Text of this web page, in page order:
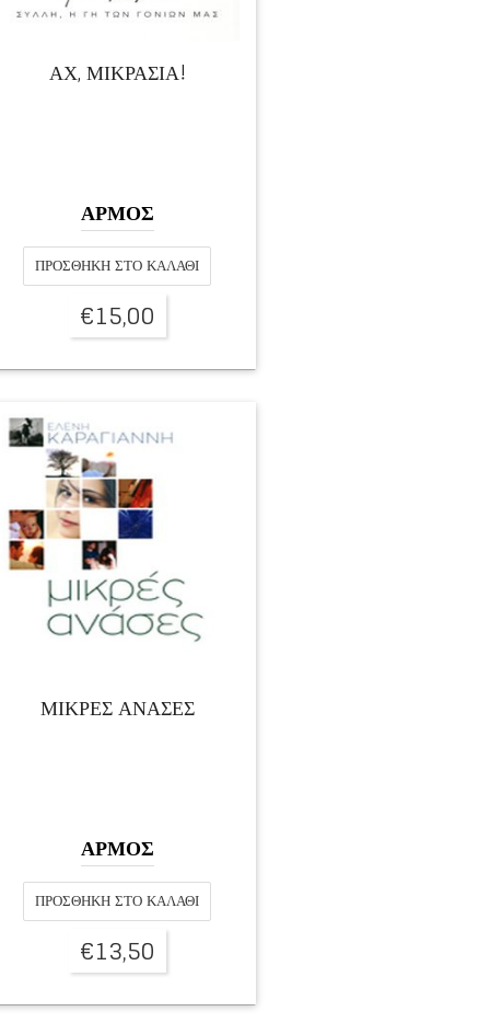
ΑΧ, ΜΙΚΡΑΣΙΑ!
ΑΡΜΟΣ
ΠΡΟΣΘΉΚΗ ΣΤΟ ΚΑΛΆΘΙ
€15,00
ΜΙΚΡΈΣ ΑΝΆΣΕΣ
ΑΡΜΟΣ
ΠΡΟΣΘΉΚΗ ΣΤΟ ΚΑΛΆΘΙ
€13,50